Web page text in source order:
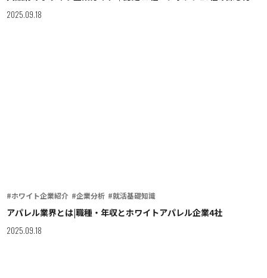
2025.09.18
#ホワイト企業紹介 #企業分析 #就活基礎知識
アパレル業界とは|職種・年収とホワイトアパレル企業4社
2025.09.18